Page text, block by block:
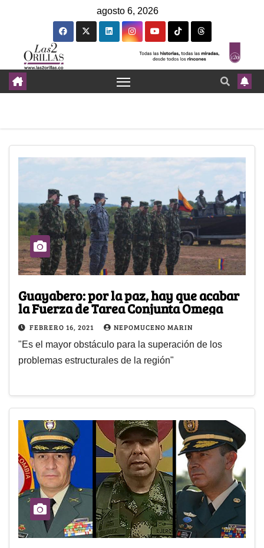
agosto 6, 2026
Guayabero: por la paz, hay que acabar
la Fuerza de Tarea Conjunta Omega
FEBRERO 16, 2021 NEPOMUCENO MARIN
"Es el mayor obstáculo para la superación de los
problemas estructurales de la región"